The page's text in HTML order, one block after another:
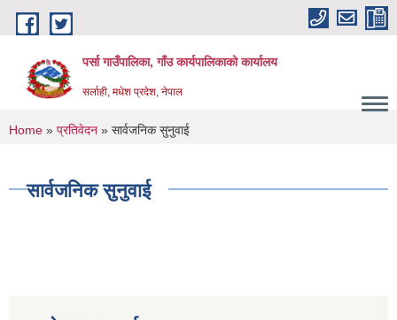
Skip to main content
पर्सा गाउँपालिका, गाँउ कार्यपालिकाको कार्यालय
सर्लाही, मधेश प्रदेश, नेपाल
You are here
Home » प्रतिवेदन » सार्वजनिक सुनुवाई
सार्वजनिक सुनुवाई